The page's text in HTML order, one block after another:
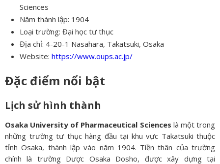
Sciences
Năm thành lập: 1904
Loại trường: Đại học tư thục
Địa chỉ: 4-20-1 Nasahara, Takatsuki, Osaka
Website: https://www.oups.ac.jp/
Đặc điểm nổi bật
Lịch sử hình thành
Osaka University of Pharmaceutical Sciences là một trong
những trường tư thục hàng đầu tại khu vực Takatsuki thuộc
tỉnh Osaka, thành lập vào năm 1904. Tiền thân của trường
chính là trường Dược Osaka Dosho, được xây dựng tại